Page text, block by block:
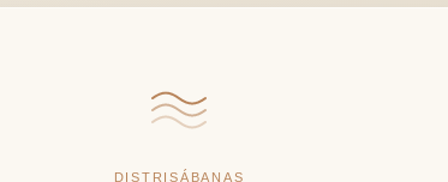
DISTRISÁBANAS